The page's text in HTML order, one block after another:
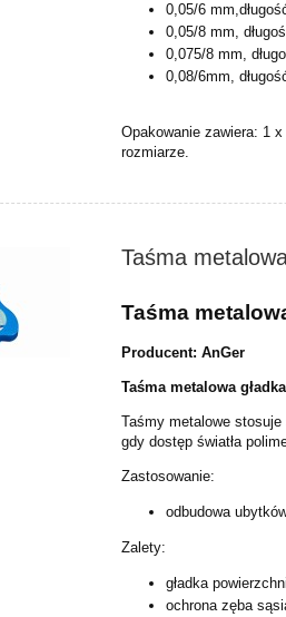
0,05/6
0,05/8 mm,
0,075/8 mm,
0,08/6mm,
Opakowanie zawiera: 1
rozmiarze.
Taśma
Taśma
Producent: AnGer
Taśma metalowa
Taśmy metalowe
gdy dostęp światła
Zastosowanie:
odbudowa
Zalety:
gładka
ochrona zęba